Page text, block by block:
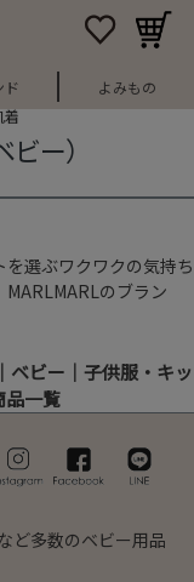
ド
よみもの
着
ー）
選ぶワクワクの気持ち
のブラン
ベビー｜子供服・キッ
品一覧
ど多数のベビー用品